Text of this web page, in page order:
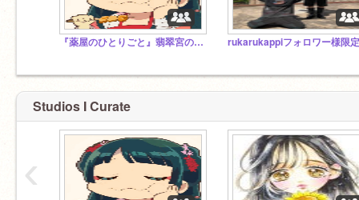
『薬屋のひとりごと』翡翠宮の休憩室
Studios I Curate
‹